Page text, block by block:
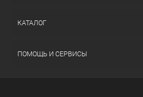
КАТАЛОГ
ПОМОЩЬ И СЕРВИСЫ